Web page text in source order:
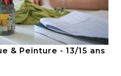
& Peinture - 13/15 ans